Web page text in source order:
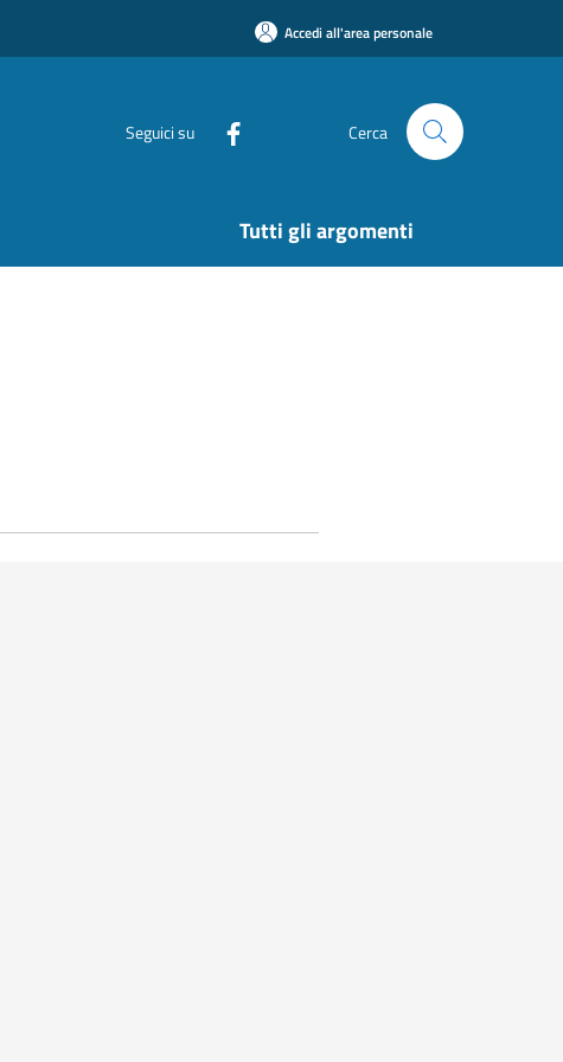
Accedi all'area personale
Seguici su Cerca
Tutti gli argomenti